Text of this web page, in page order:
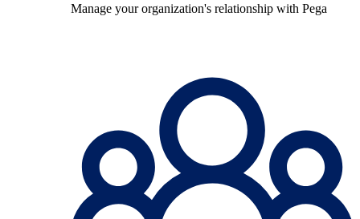
Manage your organization's relationship with Pega